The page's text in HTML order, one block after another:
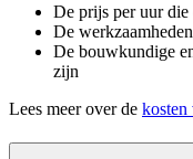
De prijs per uur die
De
De bouwkundige
zijn
Lees meer over de kosten